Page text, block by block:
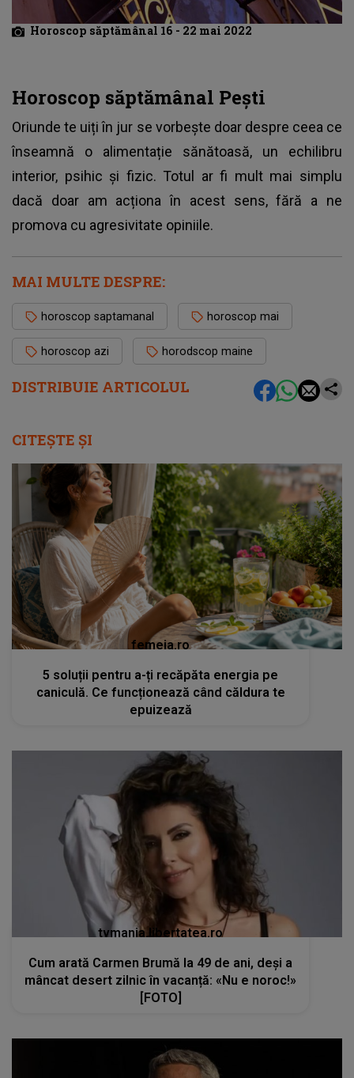
DISTRIBUIE ARTICOLUL
Horoscop săptămânal 16 - 22 mai 2022
Horoscop săptămânal Pești
Oriunde te uiți în jur se vorbește doar despre ceea ce
înseamnă o alimentație sănătoasă, un echilibru
interior, psihic și fizic. Totul ar fi mult mai simplu
dacă doar am acționa în acest sens, fără a ne
promova cu agresivitate opiniile.
MAI MULTE DESPRE:
horoscop saptamanal horoscop mai
horoscop azi horodscop maine
CITEȘTE ȘI
femeia.ro
5 soluții pentru a-ți recăpăta energia pe
caniculă. Ce funcționează când căldura te
epuizează
tvmania.libertatea.ro
Cum arată Carmen Brumă la 49 de ani, deși a
mâncat desert zilnic în vacanță: «Nu e noroc!»
[FOTO]